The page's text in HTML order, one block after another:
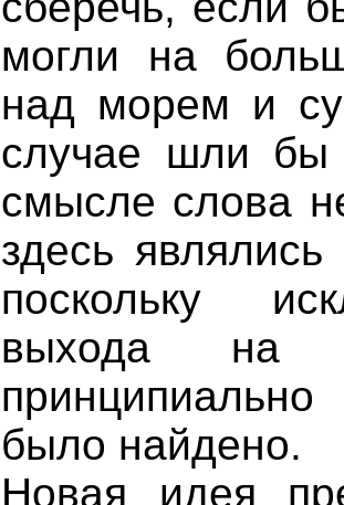
могли на
над морем и
случае шли бы
смысле слова
здесь
поскольку
выхода на
было найдено.
Новая идея